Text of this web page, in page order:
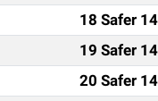
18 Safer
19 Safer
20 Safer